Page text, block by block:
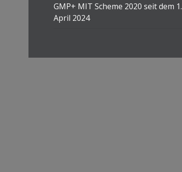
GMP+ MIT Scheme 2020 seit dem 1.
April 2024